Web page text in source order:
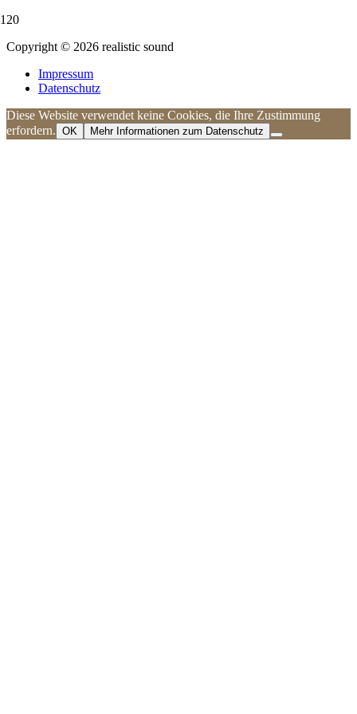
Copyright © 2026 realistic sound
Impressum
Datenschutz
Diese Website verwendet keine Cookies, die Ihre Zustimmung
erfordern. OK Mehr Informationen zum Datenschutz